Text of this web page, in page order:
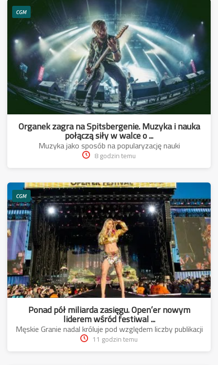
CGM
Organek zagra na Spitsbergenie. Muzyka i nauka
połączą siły w walce o ...
Muzyka jako sposób na popularyzację nauki
8 godzin temu
CGM
Ponad pół miliarda zasięgu. Open’er nowym
liderem wśród festiwal ...
Męskie Granie nadal króluje pod względem liczby publikacji
11 godzin temu